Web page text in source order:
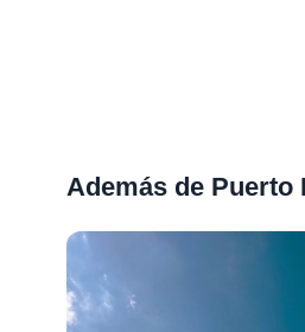
Además de Puerto